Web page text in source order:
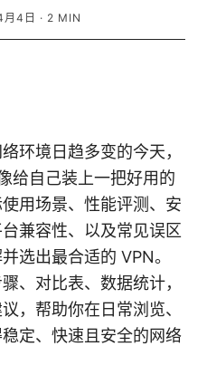
4日 · 2 MIN
环境日趋多变的今天，
给自己装上一把好用的
用场景、性能评测、安
兼容性、以及常见误区
选出最合适的 VPN。
、对比表、数据统计，
，帮助你在日常浏览、
定、快速且安全的网络